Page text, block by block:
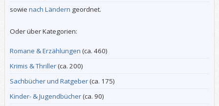
sowie nach Ländern geordnet.
Oder über Kategorien:
Romane & Erzählungen (ca. 460)
Krimis & Thriller(ca. 200)
Sachbücher und Ratgeber(ca. 175)
Kinder- & Jugendbücher(ca. 90)